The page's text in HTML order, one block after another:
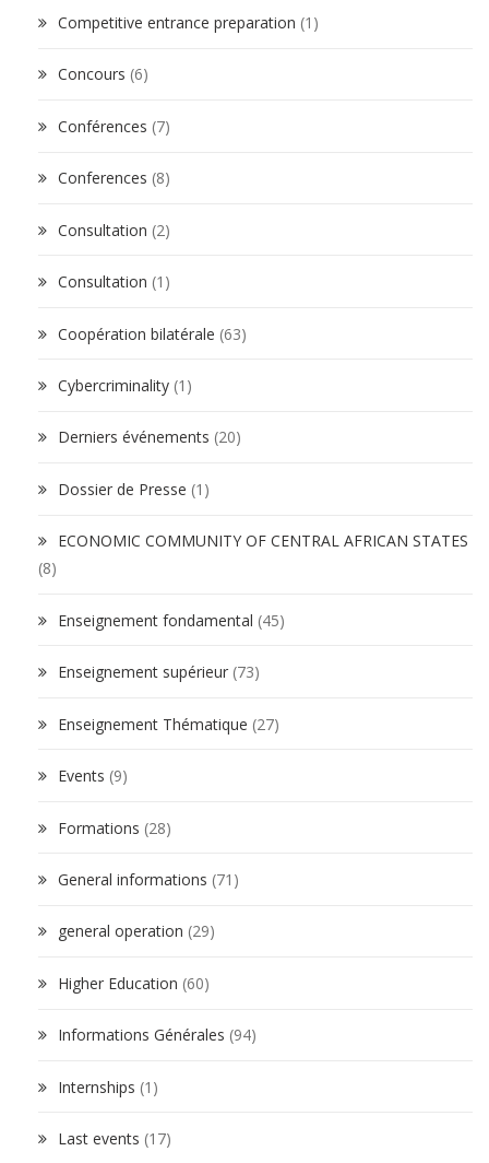
Competitive entrance preparation (1)
Concours (6)
Conférences (7)
Conferences (8)
Consultation (2)
Consultation (1)
Coopération bilatérale (63)
Cybercriminality (1)
Derniers événements (20)
Dossier de Presse (1)
ECONOMIC COMMUNITY OF CENTRAL AFRICAN STATES
(8)
Enseignement fondamental (45)
Enseignement supérieur (73)
Enseignement Thématique (27)
Events (9)
Formations (28)
General informations (71)
general operation (29)
Higher Education (60)
Informations Générales (94)
Internships (1)
Last events (17)